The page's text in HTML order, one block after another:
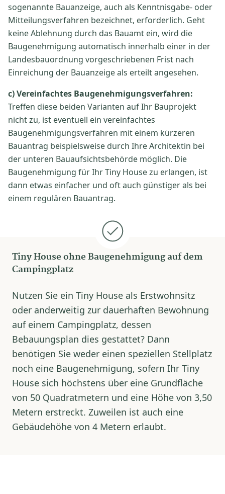
sogenannte Bauanzeige, auch als Kenntnisgabe- oder
Mitteilungsverfahren bezeichnet, erforderlich. Geht
keine Ablehnung durch das Bauamt ein, wird die
Baugenehmigung automatisch innerhalb einer in der
Landesbauordnung vorgeschriebenen Frist nach
Einreichung der Bauanzeige als erteilt angesehen.
c) Vereinfachtes Baugenehmigungsverfahren:
Treffen diese beiden Varianten auf Ihr Bauprojekt
nicht zu, ist eventuell ein vereinfachtes
Baugenehmigungsverfahren mit einem kürzeren
Bauantrag beispielsweise durch Ihre Architektin bei
der unteren Bauaufsichtsbehörde möglich. Die
Baugenehmigung für Ihr Tiny House zu erlangen, ist
dann etwas einfacher und oft auch günstiger als bei
einem regulären Bauantrag.
Tiny House ohne Baugenehmigung auf dem
Campingplatz
Nutzen Sie ein Tiny House als Erstwohnsitz
oder anderweitig zur dauerhaften Bewohnung
auf einem Campingplatz, dessen
Bebauungsplan dies gestattet? Dann
benötigen Sie weder einen speziellen Stellplatz
noch eine Baugenehmigung, sofern Ihr Tiny
House sich höchstens über eine Grundfläche
von 50 Quadratmetern und eine Höhe von 3,50
Metern erstreckt. Zuweilen ist auch eine
Gebäudehöhe von 4 Metern erlaubt.